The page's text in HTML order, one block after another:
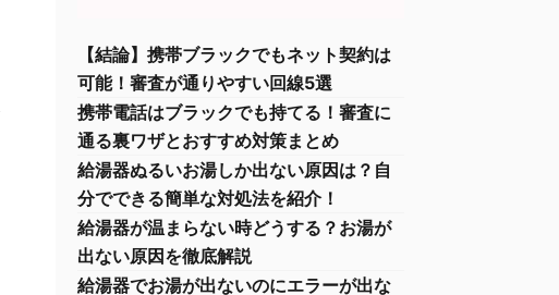
【結論】携帯ブラックでもネット契約は
可能！審査が通りやすい回線5選
携帯電話はブラックでも持てる！審査に
通る裏ワザとおすすめ対策まとめ
給湯器ぬるいお湯しか出ない原因は？自
分でできる簡単な対処法を紹介！
給湯器が温まらない時どうする？お湯が
出ない原因を徹底解説
給湯器でお湯が出ないのにエラーが出な